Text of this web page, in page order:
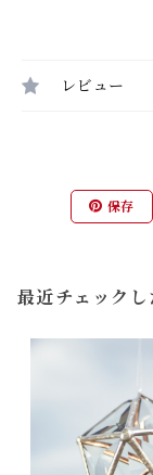
レビュー
保存
最近チェックし